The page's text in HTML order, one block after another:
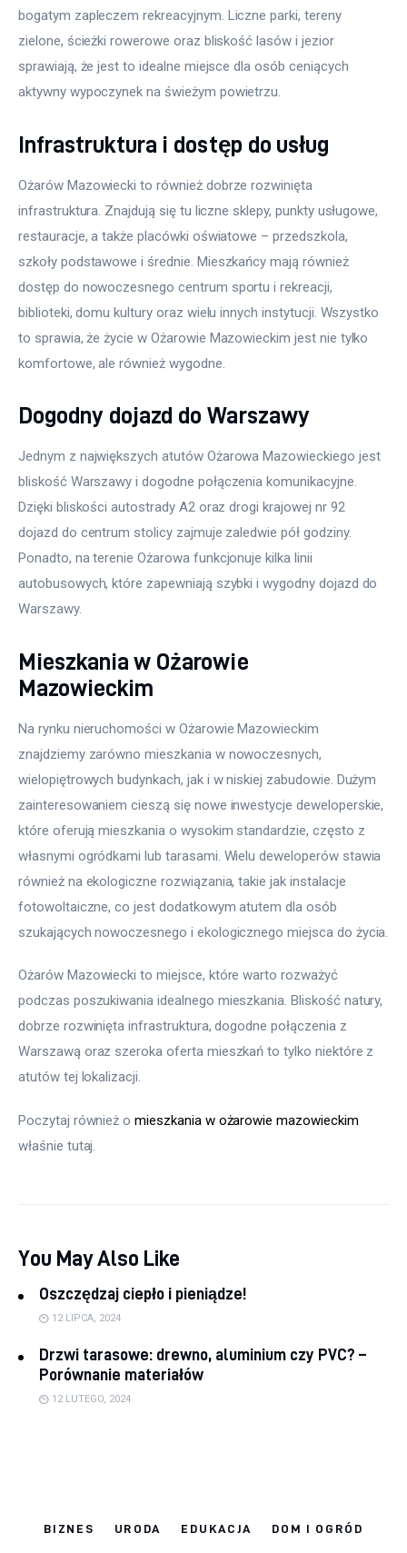
bogatym zapleczem rekreacyjnym. Liczne parki, tereny
zielone, ścieżki rowerowe oraz bliskość lasów i jezior
sprawiają, że jest to idealne miejsce dla osób ceniących
aktywny wypoczynek na świeżym powietrzu.
Infrastruktura i dostęp do usług
Ożarów Mazowiecki to również dobrze rozwinięta
infrastruktura. Znajdują się tu liczne sklepy, punkty usługowe,
restauracje, a także placówki oświatowe – przedszkola,
szkoły podstawowe i średnie. Mieszkańcy mają również
dostęp do nowoczesnego centrum sportu i rekreacji,
biblioteki, domu kultury oraz wielu innych instytucji. Wszystko
to sprawia, że życie w Ożarowie Mazowieckim jest nie tylko
komfortowe, ale również wygodne.
Dogodny dojazd do Warszawy
Jednym z największych atutów Ożarowa Mazowieckiego jest
bliskość Warszawy i dogodne połączenia komunikacyjne.
Dzięki bliskości autostrady A2 oraz drogi krajowej nr 92
dojazd do centrum stolicy zajmuje zaledwie pół godziny.
Ponadto, na terenie Ożarowa funkcjonuje kilka linii
autobusowych, które zapewniają szybki i wygodny dojazd do
Warszawy.
Mieszkania w Ożarowie
Mazowieckim
Na rynku nieruchomości w Ożarowie Mazowieckim
znajdziemy zarówno mieszkania w nowoczesnych,
wielopiętrowych budynkach, jak i w niskiej zabudowie. Dużym
zainteresowaniem cieszą się nowe inwestycje deweloperskie,
które oferują mieszkania o wysokim standardzie, często z
własnymi ogródkami lub tarasami. Wielu deweloperów stawia
również na ekologiczne rozwiązania, takie jak instalacje
fotowoltaiczne, co jest dodatkowym atutem dla osób
szukających nowoczesnego i ekologicznego miejsca do życia.
Ożarów Mazowiecki to miejsce, które warto rozważyć
podczas poszukiwania idealnego mieszkania. Bliskość natury,
dobrze rozwinięta infrastruktura, dogodne połączenia z
Warszawą oraz szeroka oferta mieszkań to tylko niektóre z
atutów tej lokalizacji.
Poczytaj również o mieszkania w ożarowie mazowieckim
właśnie tutaj.
You May Also Like
Oszczędzaj ciepło i pieniądze!
12 LIPCA, 2024
Drzwi tarasowe: drewno, aluminium czy PVC? –
Porównanie materiałów
12 LUTEGO, 2024
BIZNES URODA EDUKACJA DOM I OGRÓD